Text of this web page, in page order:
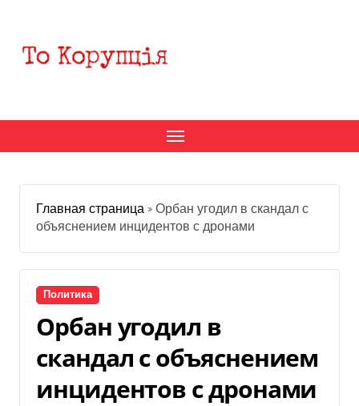
содержанию
Главная страница » Орбан угодил в скандал с
объяснением инцидентов с дронами
Политика
Орбан угодил в
скандал с объяснением
инцидентов с дронами